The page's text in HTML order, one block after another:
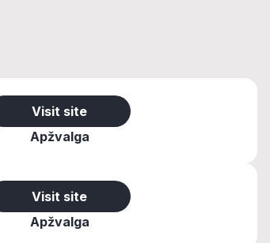
Visit site
Apžvalga
Visit site
Apžvalga